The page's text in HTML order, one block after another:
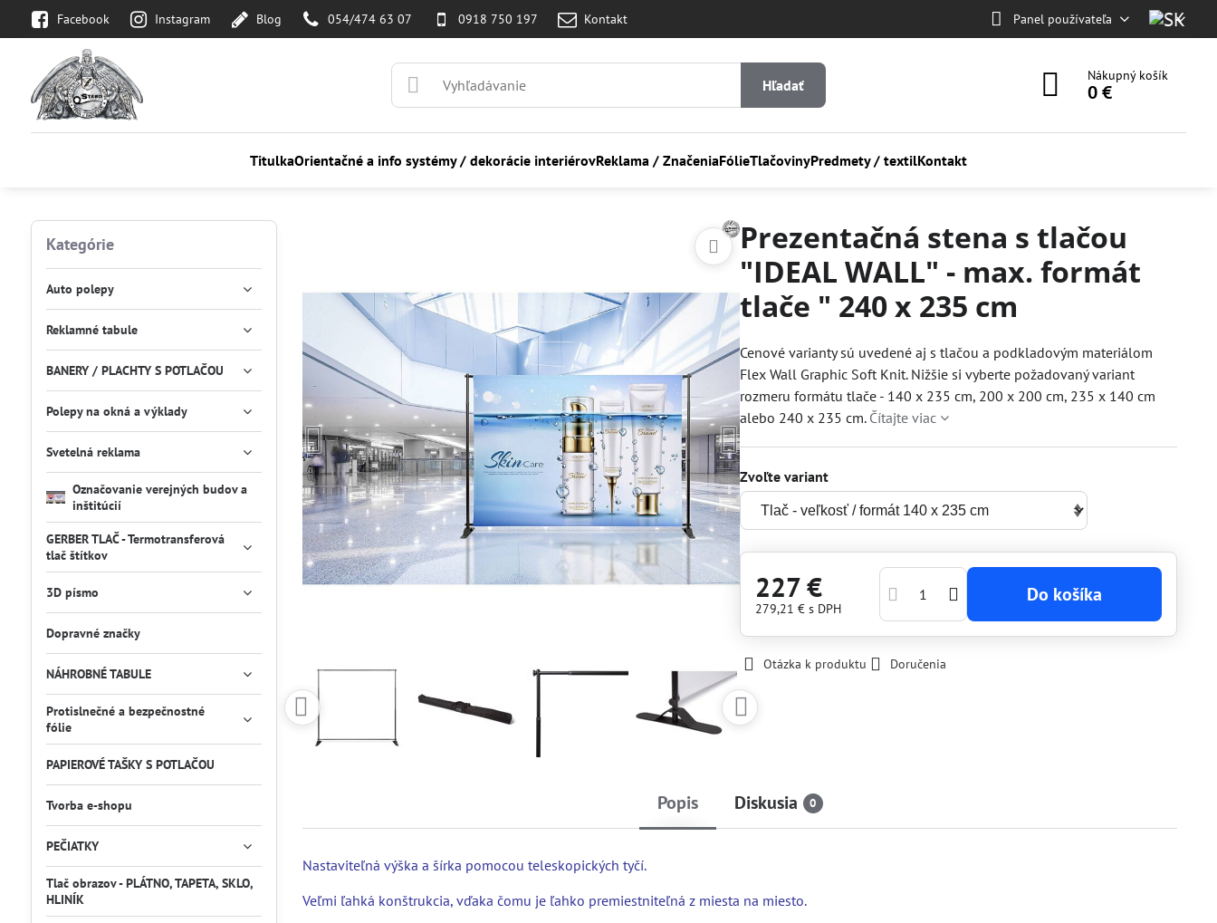
Facebook Instagram Blog 054/474 63 07 0918 750 197 Kontakt Panel používateľa
Hľadať
Nákupný košík
0 €
TitulkaOrientačné a info systémy / dekorácie interiérovReklama / ZnačeniaFólieTlačovinyPredmety / textilKontakt
Prezentačná stena s tlačou
"IDEAL WALL" - max. formát
tlače " 240 x 235 cm
Cenové varianty sú uvedené aj s tlačou a podkladovým materiálom
Flex Wall Graphic Soft Knit. Nižšie si vyberte požadovaný variant
rozmeru formátu tlače - 140 x 235 cm, 200 x 200 cm, 235 x 140 cm
alebo 240 x 235 cm. Čítajte viac
Zvoľte variant
227 €
279,21 €s DPH
Do košíka
Otázka k produktu Doručenia
Popis Diskusia 0
Nastaviteľná výška a šírka pomocou teleskopických tyčí.
Veľmi ľahká konštrukcia, vďaka čomu je ľahko premiestniteľná z miesta na miesto.
Kategórie
Auto polepy
Reklamné tabule
BANERY / PLACHTY S POTLAČOU
Polepy na okná a výklady
Svetelná reklama
Označovanie verejných budov a
inštitúcií
GERBER TLAČ - Termotransferová
tlač štítkov
3D písmo
Dopravné značky
NÁHROBNÉ TABULE
Protislnečné a bezpečnostné
fólie
PAPIEROVÉ TAŠKY S POTLAČOU
Tvorba e-shopu
PEČIATKY
Tlač obrazov - PLÁTNO, TAPETA, SKLO,
HLINÍK